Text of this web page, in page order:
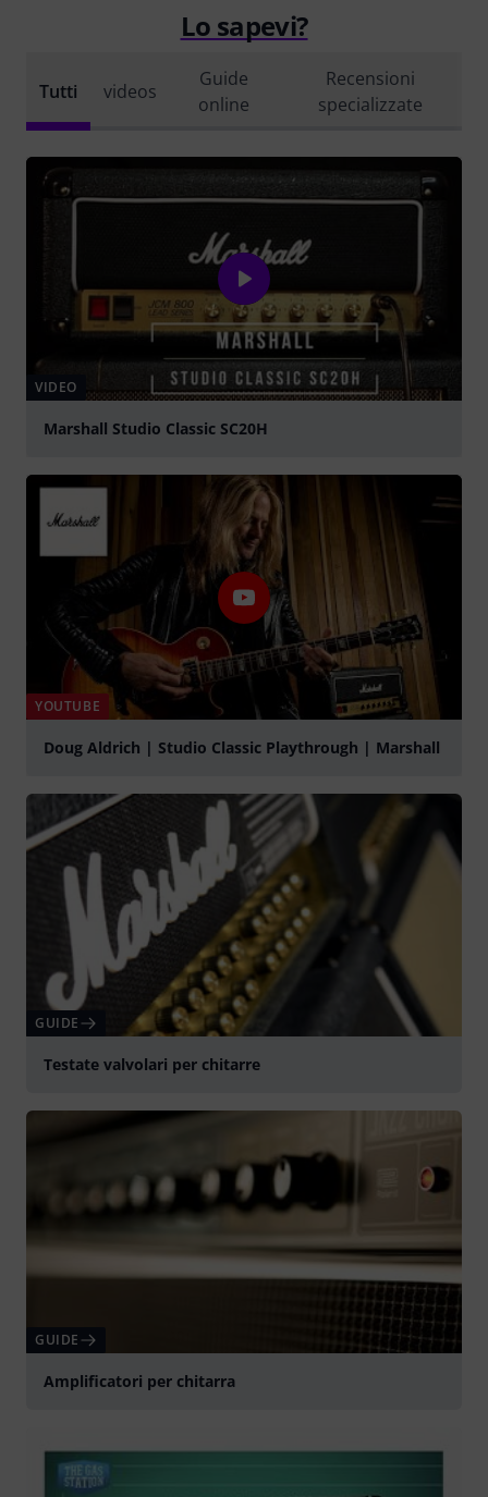
Lo sapevi?
Tutti videos
Guide
online
Recensioni
specializzate
VIDEO
Marshall Studio Classic SC20H
YOUTUBE
Doug Aldrich | Studio Classic Playthrough | Marshall
GUIDE
Testate valvolari per chitarre
GUIDE
Amplificatori per chitarra